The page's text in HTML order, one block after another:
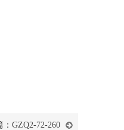
GZQ2-72-260